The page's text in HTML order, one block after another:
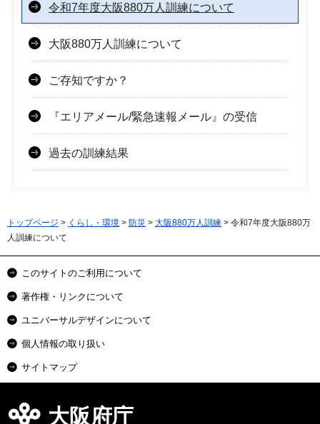
令和7年度大阪880万人訓練について
大阪880万人訓練について
ご存知ですか？
『エリアメール/緊急速報メール』の受信
過去の訓練結果
トップページ > くらし・環境 > 防災 > 大阪880万人訓練 > 令和7年度大阪880万
人訓練について
このサイトのご利用について
著作権・リンクについて
ユニバーサルデザインについて
個人情報の取り扱い
サイトマップ
大阪府庁